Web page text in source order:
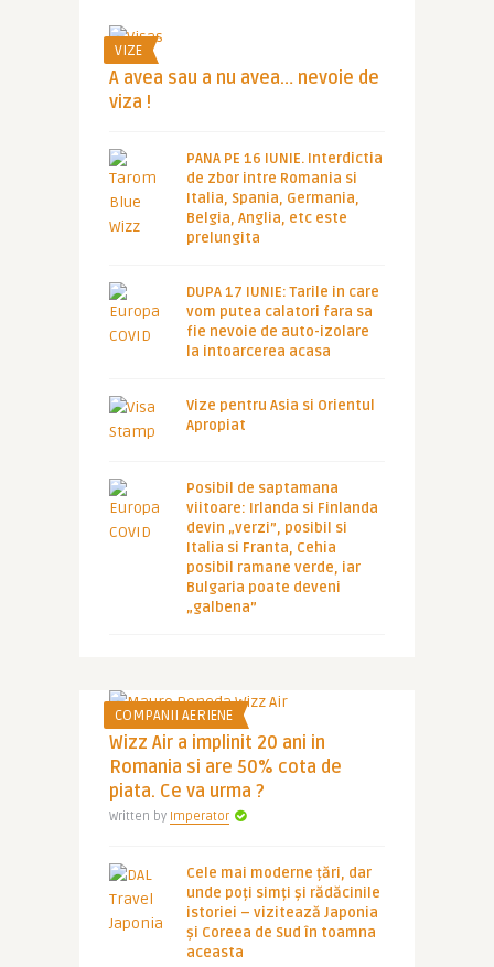
VIZE
A avea sau a nu avea… nevoie de
viza !
PANA PE 16 IUNIE. Interdictia
de zbor intre Romania si
Italia, Spania, Germania,
Belgia, Anglia, etc este
prelungita
DUPA 17 IUNIE: Tarile in care
vom putea calatori fara sa
fie nevoie de auto-izolare
la intoarcerea acasa
Vize pentru Asia si Orientul
Apropiat
Posibil de saptamana
viitoare: Irlanda si Finlanda
devin „verzi”, posibil si
Italia si Franta, Cehia
posibil ramane verde, iar
Bulgaria poate deveni
„galbena”
COMPANII AERIENE
Wizz Air a implinit 20 ani in
Romania si are 50% cota de
piata. Ce va urma ?
Written by Imperator
Cele mai moderne țări, dar
unde poți simți și rădăcinile
istoriei – vizitează Japonia
și Coreea de Sud în toamna
aceasta